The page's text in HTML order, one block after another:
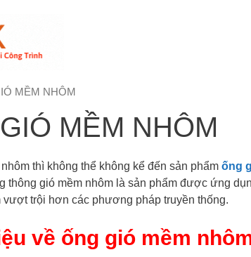
MỀM NHÔM
MỀM NHÔM
thì không thể không kể đến sản phẩm ống
thông gió mềm nhôm là sản phẩm được ứng
vượt trội hơn các phương pháp truyền thống.
về ống gió mềm